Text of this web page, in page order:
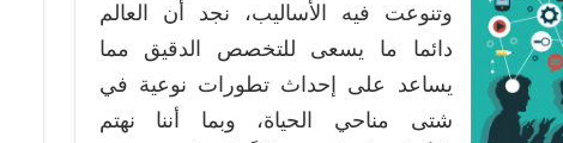
وتنوعت فيه الأساليب، نجد أن العالم
دائما ما يسعى للتخصص الدقيق مما
يساعد على إحداث تطورات نوعية في
شتى مناحي الحياة، وبما أننا نهتم